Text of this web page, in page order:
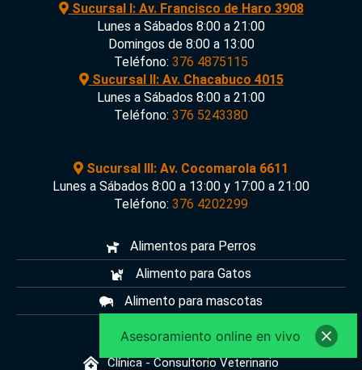
Sucursal I: Av. Francisco de Haro 3908
Lunes a Sábados 8:00 a 21:00
Domingos de 8:00 a 13:00
Teléfono: 376 4875115
Sucursal II: Av. Chacabuco 4015
Lunes a Sábados 8:00 a 21:00
Teléfono: 376 5243380
Sucursal III: Av. Cocomarola 6611
Lunes a Sábados 8:00 a 13:00 y 17:00 a 21:00
Teléfono: 376 4202299
Alimentos para Perros
Alimento para Gatos
Alimento para mascotas
Pet Shop
Clínica - Consultorio Veterinario
Asesoramiento online en vivo